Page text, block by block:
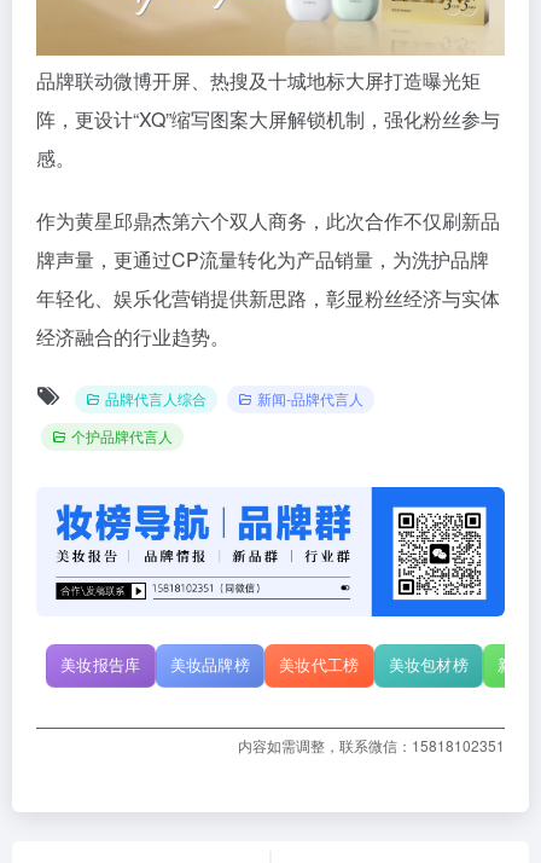
品牌联动微博开屏、热搜及十城地标大屏打造曝光矩
阵，更设计“XQ”缩写图案大屏解锁机制，强化粉丝参与
感。
作为黄星邱鼎杰第六个双人商务，此次合作不仅刷新品
牌声量，更通过CP流量转化为产品销量，为洗护品牌
年轻化、娱乐化营销提供新思路，彰显粉丝经济与实体
经济融合的行业趋势。
品牌代言人综合
新闻-品牌代言人
个护品牌代言人
美妆报告库 美妆品牌榜 美妆代工榜 美妆包材榜 新原
内容如需调整，联系微信：15818102351